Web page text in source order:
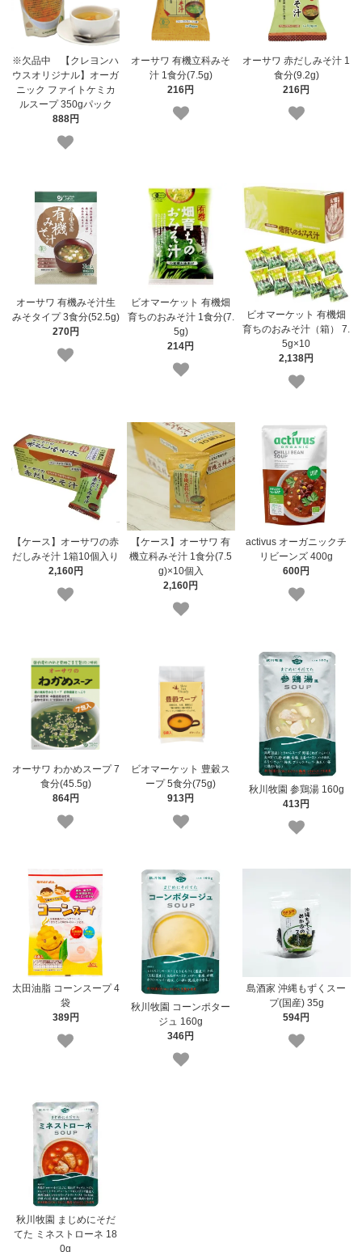
※欠品中 【クレヨンハ
ウスオリジナル】オーガ
ニック ファイトケミカ
ルスープ 350gパック
888円
オーサワ 有機立科みそ
汁 1食分(7.5g)
216円
オーサワ 赤だしみそ汁 1
食分(9.2g)
216円
オーサワ 有機みそ汁生
みそタイプ 3食分(52.5g)
270円
ビオマーケット 有機畑
育ちのおみそ汁 1食分(7.
5g)
214円
ビオマーケット 有機畑
育ちのおみそ汁（箱） 7.
5g×10
2,138円
【ケース】オーサワの赤
だしみそ汁 1箱10個入り
2,160円
【ケース】オーサワ 有
機立科みそ汁 1食分(7.5
g)×10個入
2,160円
activus オーガニックチ
リビーンズ 400g
600円
オーサワ わかめスープ 7
食分(45.5g)
864円
ビオマーケット 豊穀ス
ープ 5食分(75g)
913円
秋川牧園 参鶏湯 160g
413円
太田油脂 コーンスープ 4
袋
389円
秋川牧園 コーンポター
ジュ 160g
346円
島酒家 沖縄もずくスー
プ(国産) 35g
594円
秋川牧園 まじめにそだ
てた ミネストローネ 18
0g